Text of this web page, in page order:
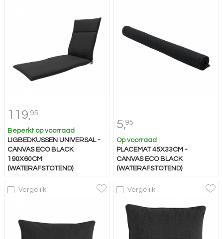
119,95
Beperkt op voorraad
LIGBEDKUSSEN UNIVERSAL -
CANVAS ECO BLACK
190X60CM
(WATERAFSTOTEND)
5,95
Op voorraad
PLACEMAT 45X33CM -
CANVAS ECO BLACK
(WATERAFSTOTEND)
Vergelijk Vergelijk